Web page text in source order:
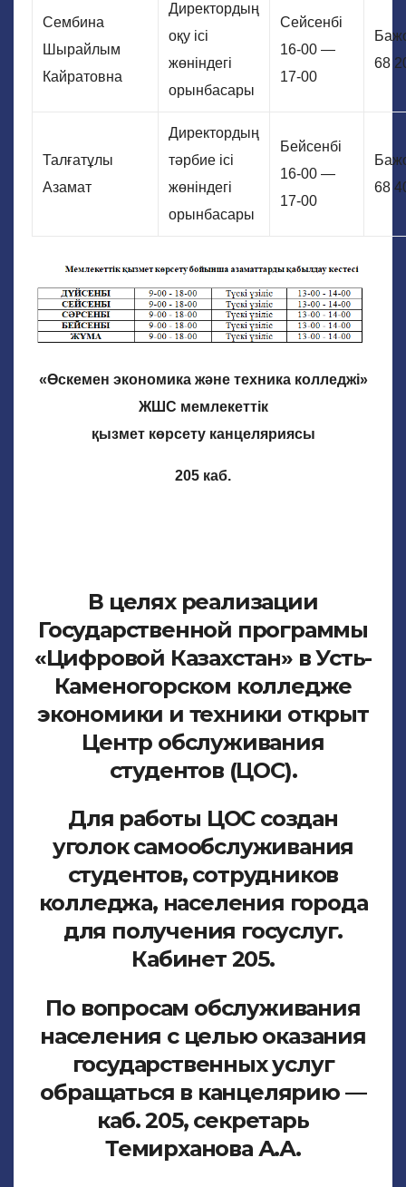
Сембина
Шырайлым
Кайратовна
Директордың
оқу ісі
жөніндегі
орынбасары
Сейсенбі
16-00 —
17-00
68
Талғатұлы
Азамат
Директордың
тәрбие іcі
жөніндегі
орынбасары
Бейсенбі
16-00 —
17-00
68
«Өскемен экономика және техника колледжі»
ЖШС мемлекеттік
қызмет көрсету канцеляриясы
205 каб.
В целях реализации
Государственной программы
«Цифровой Казахстан» в Усть-
Каменогорском колледже
экономики и техники открыт
Центр обслуживания
студентов (ЦОС).
Для работы ЦОС создан
уголок самообслуживания
студентов, сотрудников
колледжа, населения города
для получения госуслуг.
Кабинет 205.
По вопросам обслуживания
населения с целью оказания
государственных услуг
обращаться в канцелярию —
каб. 205, секретарь
Темирханова А.А.